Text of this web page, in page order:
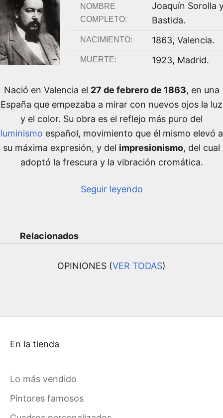
NOMBRE
COMPLETO:
Joaquín Sorolla
Bastida.
NACIMIENTO: 1863,Valencia.
MUERTE: 1923, Madrid.
Nació en Valencia el 27 de febrero de 1863, en una
España que empezaba a mirar con nuevos ojos la luz
y el color. Su obra es el reflejo más puro del
luminismo español, movimiento que él mismo elevó a
su máxima expresión, y del impresionismo, del cual
adoptó la frescura y la vibración cromática.
Seguir leyendo
Relacionados
OPINIONES (VER TODAS)
En la tienda
Lo más vendido
Pintores famosos